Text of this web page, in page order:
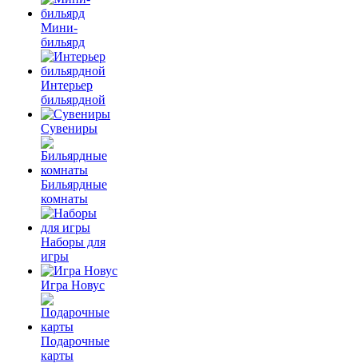
Мини-
бильярд
Интерьер
бильярдной
Сувениры
Бильярдные
комнаты
Наборы для
игры
Игра Новус
Подарочные
карты